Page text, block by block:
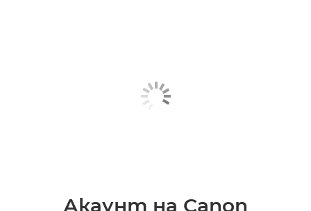
Акаунт на Canon